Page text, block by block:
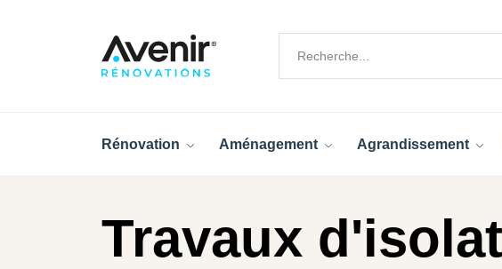
Rénovation Aménagement Agrandissement
Travaux